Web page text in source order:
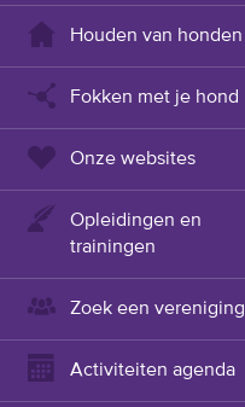
Houden van honden
Fokken met je hond
Onze websites
Opleidingen en
trainingen
Zoek een vereniging
Activiteiten agenda